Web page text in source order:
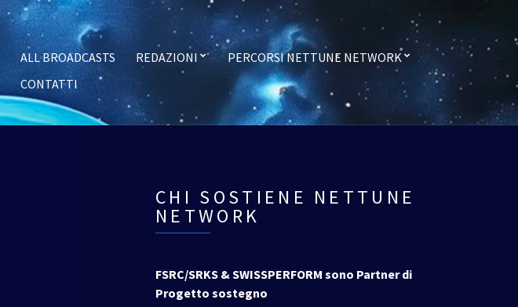
ALL BROADCASTS REDAZIONI
PERCORSI NETTUNE NETWORK
CONTATTI
CHI SOSTIENE NETTUNE
NETWORK
FSRC/SRKS & SWISSPERFORM sono Partner di
Progetto sostegno